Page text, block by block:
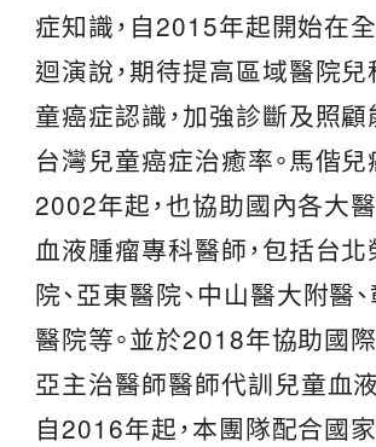
症知識，自2015年起開始在
迴演說，期待提高區域醫院
童癌症認識，加強診斷及照顧
台灣兒童癌症治癒率。馬偕
2002年起，也協助國內各大
血液腫瘤專科醫師，包括台北
院、亞東醫院、中山醫大附醫
醫院等。並於2018年協助國
亞主治醫師醫師代訓兒童血
自2016年起，本團隊配合國